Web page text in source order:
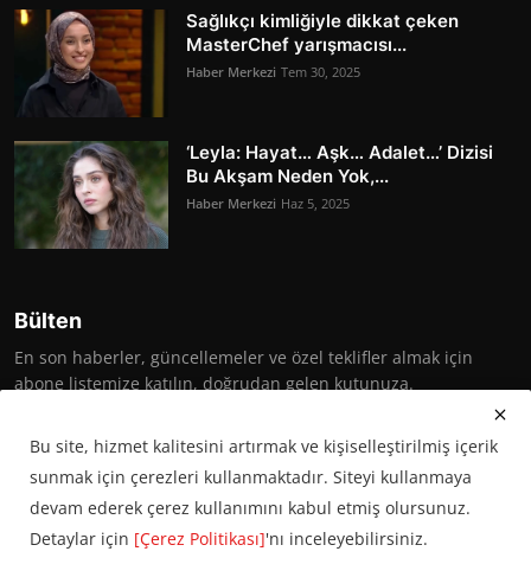
Sağlıkçı kimliğiyle dikkat çeken
MasterChef yarışmacısı...
Haber Merkezi Tem 30, 2025
‘Leyla: Hayat… Aşk… Adalet…’ Dizisi
Bu Akşam Neden Yok,...
Haber Merkezi Haz 5, 2025
Bülten
En son haberler, güncellemeler ve özel teklifler almak için
abone listemize katılın, doğrudan gelen kutunuza.
Abone Ol
Bu site, hizmet kalitesini artırmak ve kişiselleştirilmiş içerik
sunmak için çerezleri kullanmaktadır. Siteyi kullanmaya
devam ederek çerez kullanımını kabul etmiş olursunuz.
Detaylar için [Çerez Politikası]'nı inceleyebilirsiniz.